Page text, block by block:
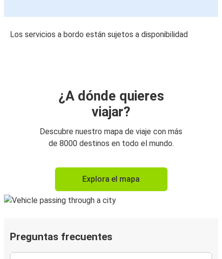
Los servicios a bordo están sujetos a disponibilidad
¿A dónde quieres
viajar?
Descubre nuestro mapa de viaje con más
de 8000 destinos en todo el mundo.
Explora el mapa
Preguntas frecuentes